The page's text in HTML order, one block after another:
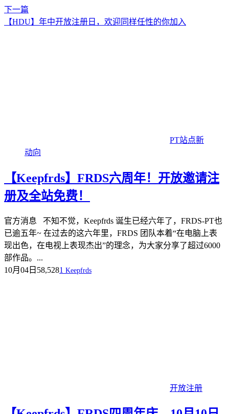
下一篇
【HDU】年中开放注册日，欢迎同样任性的你加入
PT站点新
动向
【Keepfrds】FRDS六周年！开放邀请注
册及全站免费！
官方消息 不知不觉，Keepfrds 诞生已经六年了，FRDS-PT也
已逾五年~ 在过去的这六年里，FRDS 团队本着“在电脑上表
现出色，在电视上表现杰出”的理念，为大家分享了超过6000
部作品。...
10月04日 58,5281 Keepfrds
开放注册